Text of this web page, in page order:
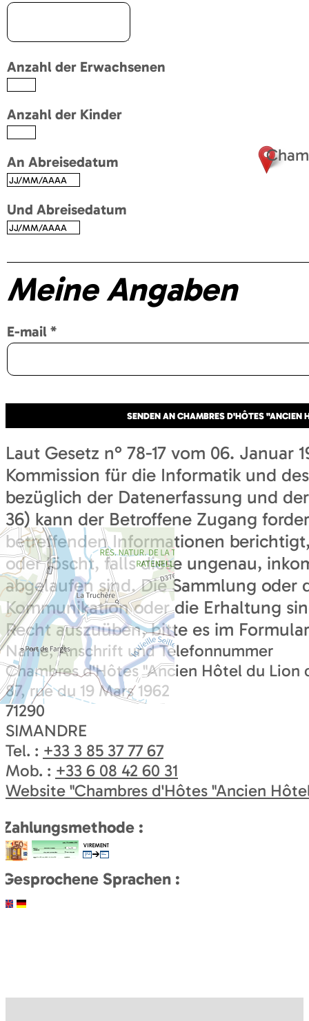
Anzahl der Erwachsenen
Anzahl der Kinder
An Abreisedatum
Und Abreisedatum
Meine Angaben
E-mail *
Laut Gesetz n° 78-17 vom 06. Januar
Kommission für die Informatik und
bezüglich der Datenerfassung und
36) kann der Betroffene Zugang
betreffenden Informationen
oder löscht, falls diese ungenau,
abgelaufen sind. Die Sammlung oder
Kommunikation oder die Erhaltung
Recht auszuüben, bitte es im
Name, Anschrift und Telefonnummer
Chambres d'Hôtes "Ancien Hôtel du Lion
87, rue du 19 Mars 1962
71290
SIMANDRE
Tel. : +33 3 85 37 77 67
Mob. : +33 6 08 42 60 31
Website "Chambres d'Hôtes "Ancien
Zahlungsmethode :
Gesprochene Sprachen :